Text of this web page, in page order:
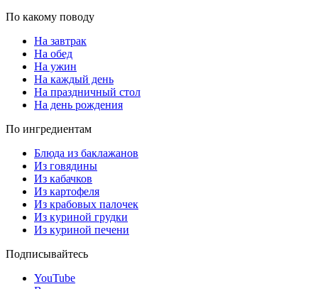
По какому поводу
На завтрак
На обед
На ужин
На каждый день
На праздничный стол
На день рождения
По ингредиентам
Блюда из баклажанов
Из говядины
Из кабачков
Из картофеля
Из крабовых палочек
Из куриной грудки
Из куриной печени
Подписывайтесь
YouTube